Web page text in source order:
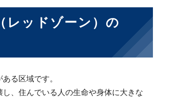
レッドゾーン）の
る区域です。
、住んでいる人の生命や身体に大きな